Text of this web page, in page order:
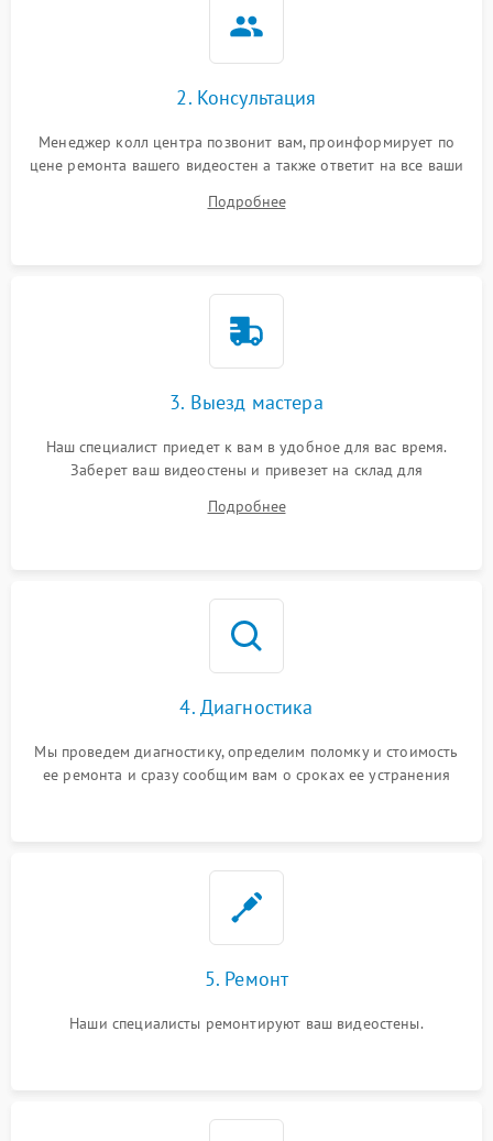
2. Консультация
Менеджер колл центра позвонит вам, проинформирует по
цене ремонта вашего видеостен а также ответит на все ваши
Подробнее
3. Выезд мастера
Наш специалист приедет к вам в удобное для вас время.
Заберет ваш видеостены и привезет на склад для
Подробнее
4. Диагностика
Мы проведем диагностику, определим поломку и стоимость
ее ремонта и сразу сообщим вам о сроках ее устранения
5. Ремонт
Наши специалисты ремонтируют ваш видеостены.